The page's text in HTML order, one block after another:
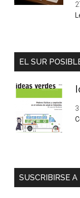
EL SUR
SUSCRIBIRSE